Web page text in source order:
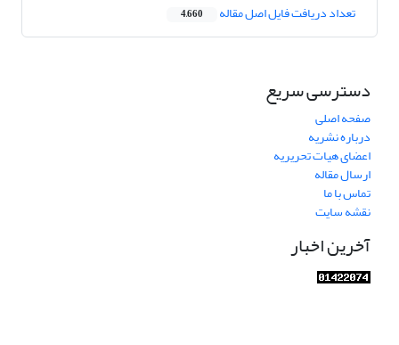
تعداد دریافت فایل اصل مقاله 4,660
دسترسی سریع
صفحه اصلی
درباره نشریه
اعضای هیات تحریریه
ارسال مقاله
تماس با ما
نقشه سایت
آخرین اخبار